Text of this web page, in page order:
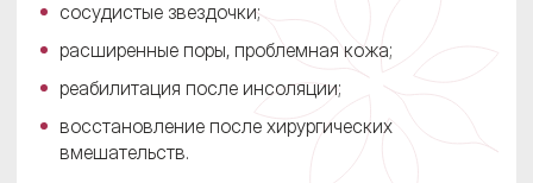
сосудистые звездочки;
расширенные поры, проблемная кожа;
реабилитация после инсоляции;
восстановление после хирургических
вмешательств.